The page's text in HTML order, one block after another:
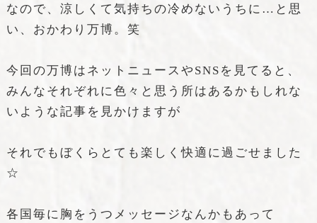
なので、涼しくて気持ちの冷めないうちに…と思
い、おかわり万博。笑
今回の万博はネットニュースやSNSを見てると、
みんなそれぞれに色々と思う所はあるかもしれな
いような記事を見かけますが
それでもぼくらとても楽しく快適に過ごせました
☆
各国毎に胸をうつメッセージなんかもあって